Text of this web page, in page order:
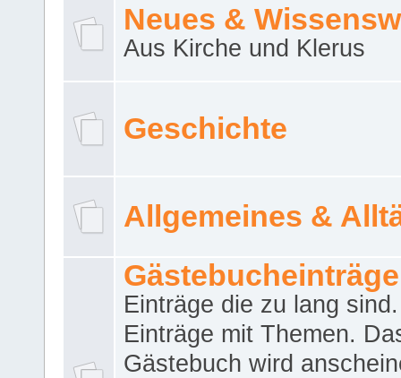
Neues &
Aus Kirche und Klerus
Geschichte
Allgemeines &
Gästebucheinträge
Einträge die zu lang
Einträge mit Themen.
Gästebuch wird